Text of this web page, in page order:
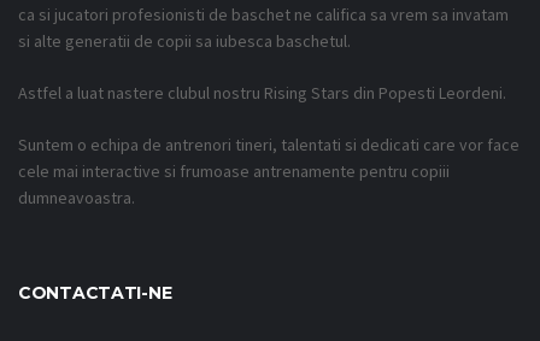
ca si jucatori profesionisti de baschet ne califica sa vrem sa invatam
si alte generatii de copii sa iubesca baschetul.
Astfel a luat nastere clubul nostru Rising Stars din Popesti Leordeni.
Suntem o echipa de antrenori tineri, talentati si dedicati care vor face
cele mai interactive si frumoase antrenamente pentru copiii
dumneavoastra.
CONTACTATI-NE